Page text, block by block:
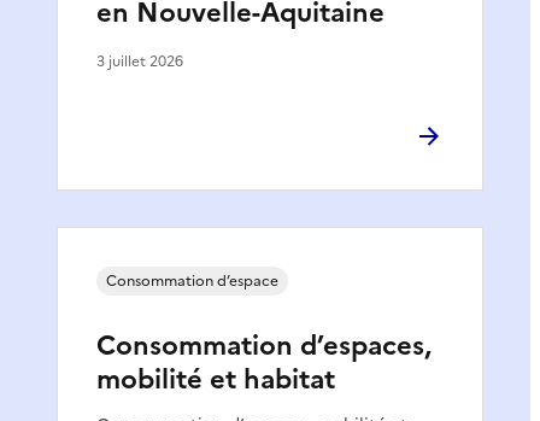
en Nouvelle-Aquitaine
3 juillet 2026
Consommation d’espaces,
mobilité et habitat
Consommation d’espace